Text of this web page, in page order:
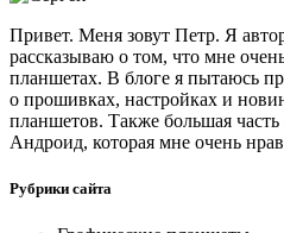
Привет. Меня зовут Петр. Я
рассказываю о том, что мне
планшетах. В блоге я пытаюсь
о прошивках, настройках и
планшетов. Также большая
Андроид, которая мне очень
Рубрики сайта